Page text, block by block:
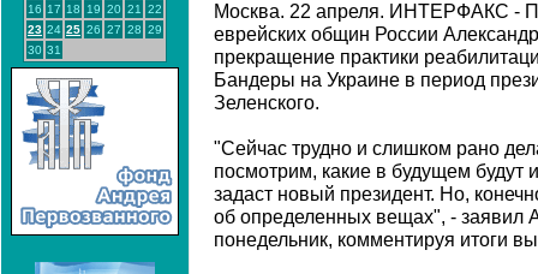
16 17 18 19 20 21
22
23 24 25 26 27 28 29
30 31
Москва. 22 апреля. ИНТЕРФАКС -
еврейских общин России
прекращение практики
Бандеры на Украине в период
Зеленского.
"Сейчас трудно и слишком рано
посмотрим, какие в будущем будут
задаст новый президент. Но,
об определенных вещах", - заявил
понедельник, комментируя итоги